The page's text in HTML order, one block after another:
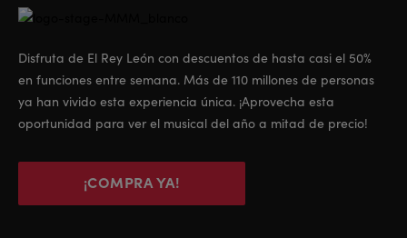
Disfruta de El Rey León con descuentos de hasta casi el 50%
en funciones entre semana. Más de 110 millones de personas
ya han vivido esta experiencia única. ¡Aprovecha esta
oportunidad para ver el musical del año a mitad de precio!
¡COMPRA YA!